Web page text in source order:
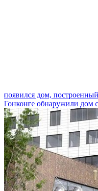
появился дом,
Гонконге обнаружили дом